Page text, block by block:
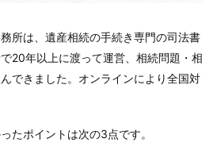
所は、遺産相続の手続き専門の司法書
20年以上に渡って運営、相続問題・相
できました。オンラインにより全国対
たポイントは次の3点です。